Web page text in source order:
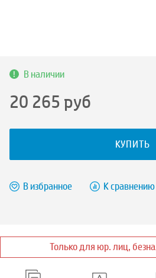
В наличии
20 265 руб
КУПИТЬ
В избранное К сравнению
Только для юр. лиц,